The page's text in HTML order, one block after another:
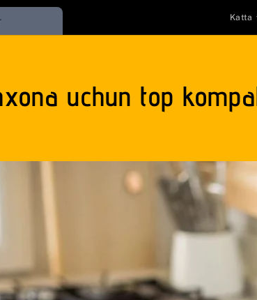
Katta
uchun top